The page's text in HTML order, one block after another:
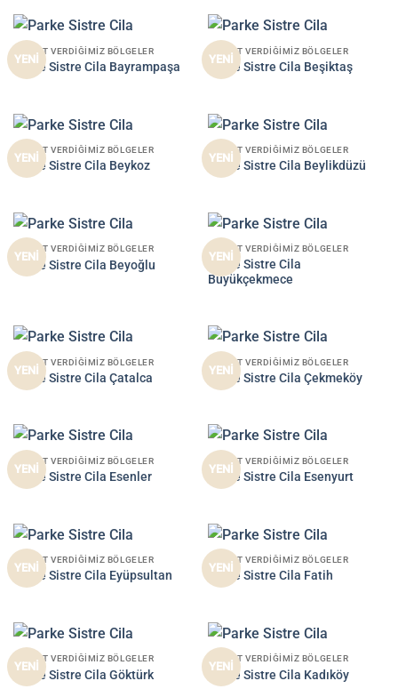
YENİ
HIZMET VERDIĞIMIZ BÖLGELER
Parke Sistre Cila Bayrampaşa
YENİ
HIZMET VERDIĞIMIZ BÖLGELER
Parke Sistre Cila Beşiktaş
YENİ
HIZMET VERDIĞIMIZ BÖLGELER
Parke Sistre Cila Beykoz
YENİ
HIZMET VERDIĞIMIZ BÖLGELER
Parke Sistre Cila Beylikdüzü
YENİ
HIZMET VERDIĞIMIZ BÖLGELER
Parke Sistre Cila Beyoğlu
YENİ
HIZMET VERDIĞIMIZ BÖLGELER
Parke Sistre Cila
Büyükçekmece
YENİ
HIZMET VERDIĞIMIZ BÖLGELER
Parke Sistre Cila Çatalca
YENİ
HIZMET VERDIĞIMIZ BÖLGELER
Parke Sistre Cila Çekmeköy
YENİ
HIZMET VERDIĞIMIZ BÖLGELER
Parke Sistre Cila Esenler
YENİ
HIZMET VERDIĞIMIZ BÖLGELER
Parke Sistre Cila Esenyurt
YENİ
HIZMET VERDIĞIMIZ BÖLGELER
Parke Sistre Cila Eyüpsultan
YENİ
HIZMET VERDIĞIMIZ BÖLGELER
Parke Sistre Cila Fatih
YENİ
HIZMET VERDIĞIMIZ BÖLGELER
Parke Sistre Cila Göktürk
YENİ
HIZMET VERDIĞIMIZ BÖLGELER
Parke Sistre Cila Kadıköy